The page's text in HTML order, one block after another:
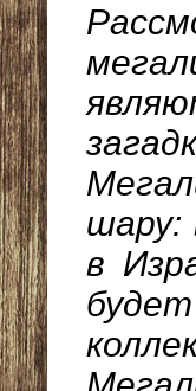
шару:
в